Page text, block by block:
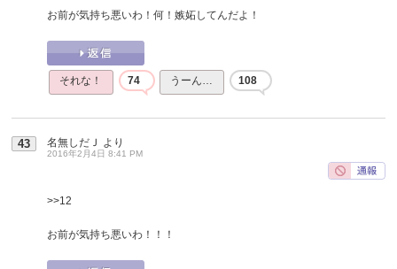
お前が気持ち悪いわ！何！嫉妬してんだよ！
それな！ 74 うーん… 108
43 名無しだＪ より
2016年2月4日 8:41 PM
>>12
お前が気持ち悪いわ！！！